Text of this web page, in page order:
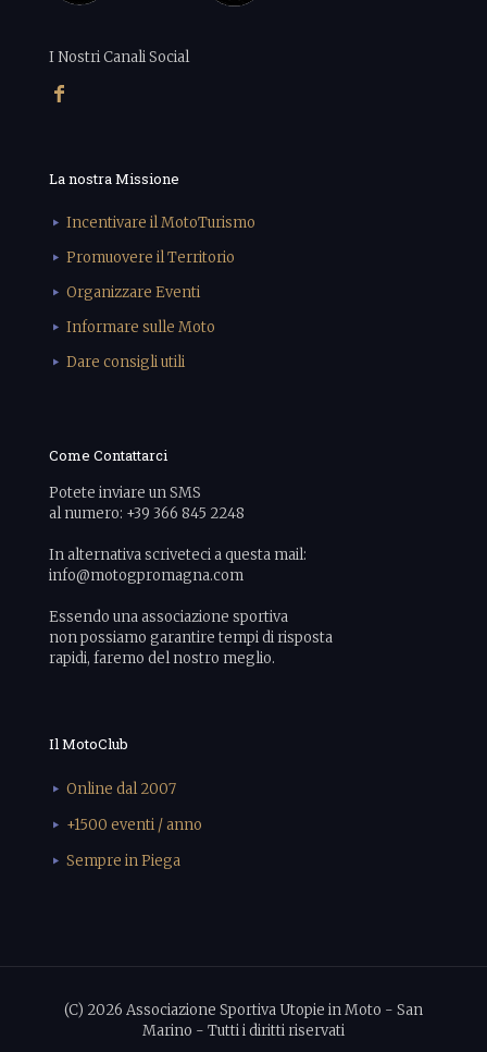
I Nostri Canali Social
La nostra Missione
Incentivare il MotoTurismo
Promuovere il Territorio
Organizzare Eventi
Informare sulle Moto
Dare consigli utili
Come Contattarci
Potete inviare un SMS
al numero: +39 366 845 2248
In alternativa scriveteci a questa mail:
info@motogpromagna.com
Essendo una associazione sportiva
non possiamo garantire tempi di risposta
rapidi, faremo del nostro meglio.
Il MotoClub
Online dal 2007
+1500 eventi / anno
Sempre in Piega
(C) 2026 Associazione Sportiva Utopie in Moto - San
Marino - Tutti i diritti riservati